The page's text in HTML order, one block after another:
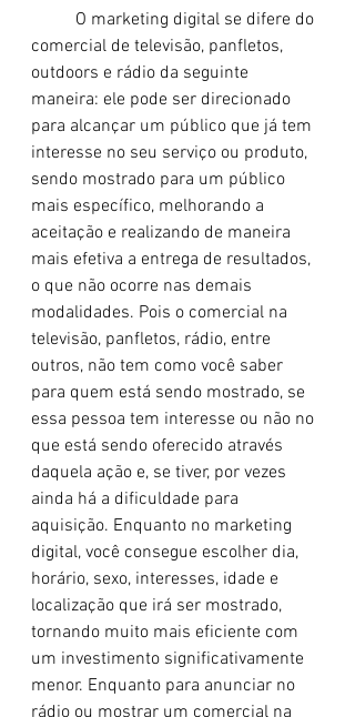
comercial de televisão, panfletos,
outdoors e rádio da seguinte
maneira: ele pode ser direcionado
para alcançar um público que já tem
interesse no seu serviço ou produto,
sendo mostrado para um público
mais específico, melhorando a
aceitação e realizando de maneira
mais efetiva a entrega de resultados,
o que não ocorre nas demais
modalidades. Pois o comercial na
televisão, panfletos, rádio, entre
outros, não tem como você saber
para quem está sendo mostrado, se
essa pessoa tem interesse ou não no
que está sendo oferecido através
daquela ação e, se tiver, por vezes
ainda há a dificuldade para
aquisição. Enquanto no marketing
digital, você consegue escolher dia,
horário, sexo, interesses, idade e
localização que irá ser mostrado,
tornando muito mais eficiente com
um investimento significativamente
menor. Enquanto para anunciar no
rádio ou mostrar um comercial na